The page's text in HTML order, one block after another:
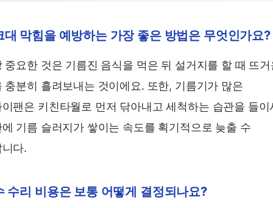
대 막힘을 예방하는 가장 좋은 방법은 무엇인가요?
중요한 것은 기름진 음식을 먹은 뒤 설거지를 할 때 뜨거
충분히 흘려보내는 것이에요. 또한, 기름기가 많은
팬은 키친타월로 먼저 닦아내고 세척하는 습관을 들이
기름 슬러지가 쌓이는 속도를 획기적으로 늦출 수
다.
수리 비용은 보통 어떻게 결정되나요?